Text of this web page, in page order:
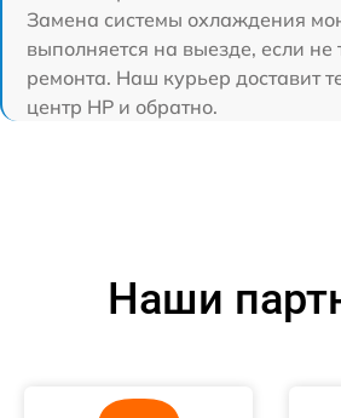
Замена системы охлаждения
выполняется на выезде, если не
ремонта. Наш курьер доставит
центр HP и обратно.
Наши